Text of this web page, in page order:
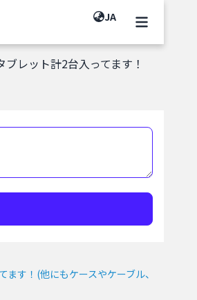
JA
レット計2台入ってます！
す！(他にもケースやケーブル、